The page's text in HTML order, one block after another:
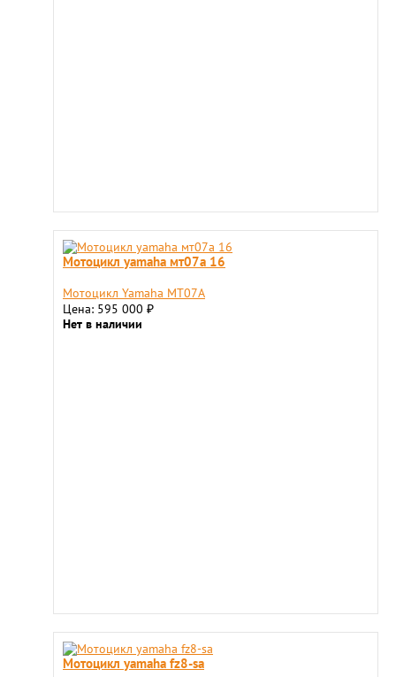
Мотоцикл yamaha мт07a 16
Мотоцикл Yamaha МТ07A
Цена: 595 000 ₽
Нет в наличии
Мотоцикл yamaha fz8-sa